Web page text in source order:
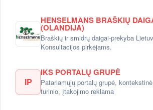
HENSELMANS BRAŠKIŲ
(OLANDIJA)
Braškių ir smidrų daigai-prekyba
Konsultacijos pirkėjams.
IP
IKS PORTALŲ GRUPĖ
Patariamųjų portalų grupė,
turinio, įtakojimo reklama